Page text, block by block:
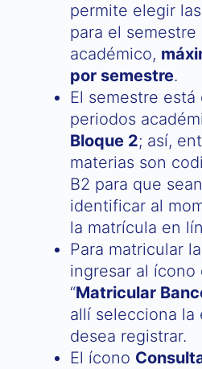
permite elegir
para el semestre
académico,
por semestre.
El semestre
periodos
Bloque 2; así,
materias son
B2 para que
identificar al
la matrícula en
Para matricular
ingresar al ícono
“Matricular
allí selecciona la
desea registrar.
El ícono